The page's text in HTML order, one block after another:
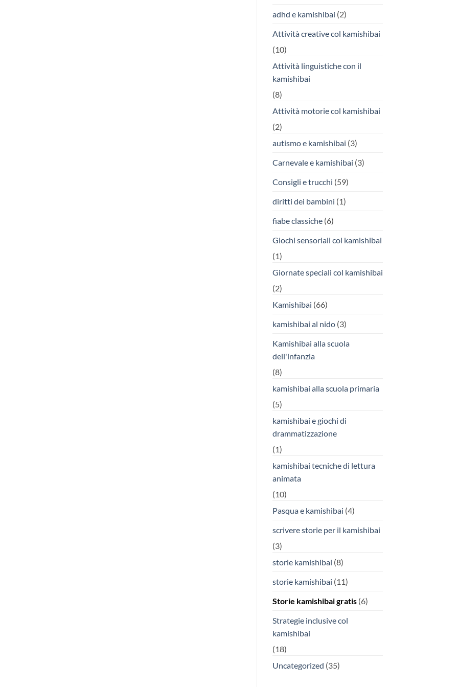
adhd e kamishibai (2)
Attività creative col kamishibai
(10)
Attività linguistiche con il
kamishibai
(8)
Attività motorie col kamishibai
(2)
autismo e kamishibai (3)
Carnevale e kamishibai (3)
Consigli e trucchi (59)
diritti dei bambini (1)
fiabe classiche(6)
Giochi sensoriali col kamishibai
(1)
Giornate speciali col kamishibai
(2)
Kamishibai (66)
kamishibai al nido(3)
Kamishibai alla scuola
dell'infanzia
(8)
kamishibai alla scuola primaria
(5)
kamishibai e giochi di
drammatizzazione
(1)
kamishibai tecniche di lettura
animata
(10)
Pasqua e kamishibai (4)
scrivere storie per il kamishibai
(3)
storie kamishibai (8)
storie kamishibai (11)
Storie kamishibai gratis(6)
Strategie inclusive col
kamishibai
(18)
Uncategorized (35)